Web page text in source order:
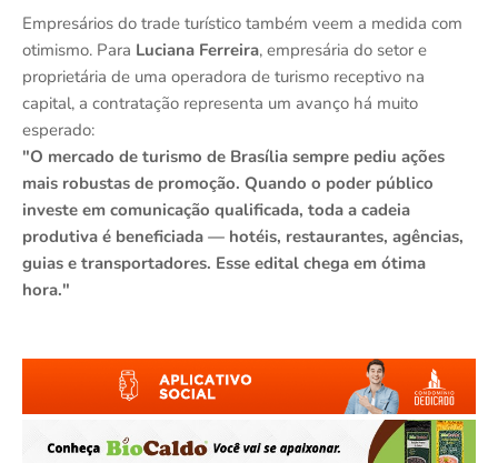
Empresários do trade turístico também veem a medida com
otimismo. Para Luciana Ferreira, empresária do setor e
proprietária de uma operadora de turismo receptivo na
capital, a contratação representa um avanço há muito
esperado:
"O mercado de turismo de Brasília sempre pediu ações
mais robustas de promoção. Quando o poder público
investe em comunicação qualificada, toda a cadeia
produtiva é beneficiada — hotéis, restaurantes, agências,
guias e transportadores. Esse edital chega em ótima
hora."